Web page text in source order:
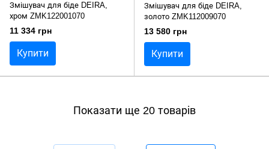
Змішувач для біде DEIRA,
хром ZMK122001070
11 334 грн
Купити
Змішувач для біде DEIRA,
золото ZMK112009070
13 580 грн
Купити
Показати ще 20 товарів